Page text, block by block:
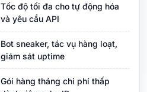
Tốc độ tối đa cho tự động hóa
và yêu cầu API
Bot sneaker, tác vụ hàng loạt,
giám sát uptime
Gói hàng tháng chi phí thấp